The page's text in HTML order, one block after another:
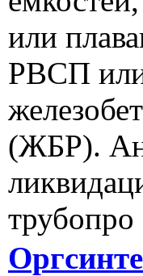
или
РВСП
(ЖБР).
трубопро